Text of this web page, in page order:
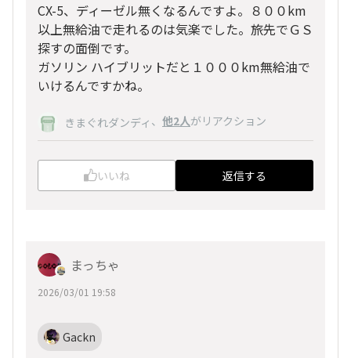
CX-5、ディーゼル無くなるんですよ。８００km
以上無給油で走れるのは気楽でした。旅先でＧＳ
探すの面倒です。
ガソリン ハイブリットだと１０００km無給油で
いけるんですかね。
きまぐれダンディ 、 他2人がリアクション
いいね 返信する
まっちゃ
2026/03/01 19:58
Gackn